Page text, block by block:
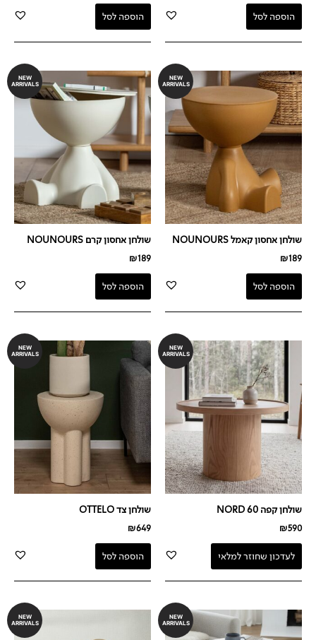
הוספה לסל הוספה לסל
NEW
ARRIVALS
שולחן אחסון קאמל NOUNOURS
₪189
הוספה לסל
NEW
ARRIVALS
שולחן אחסון קרם NOUNOURS
₪189
הוספה לסל
NEW
ARRIVALS
שולחן קפה NORD 60
₪590
לעדכון שחוזר למלאי
NEW
ARRIVALS
שולחן צד OTTELO
₪649
הוספה לסל
NEW
ARRIVALS
NEW
ARRIVALS